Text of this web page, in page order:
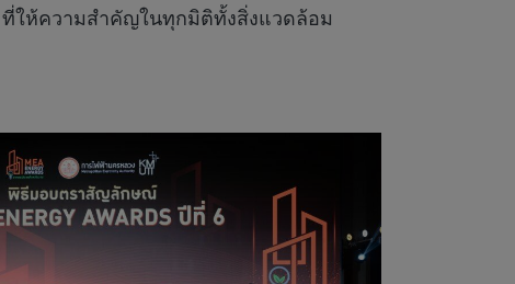
ที่ให้ความสำคัญในทุกมิติทั้งสิ่งแวดล้อม